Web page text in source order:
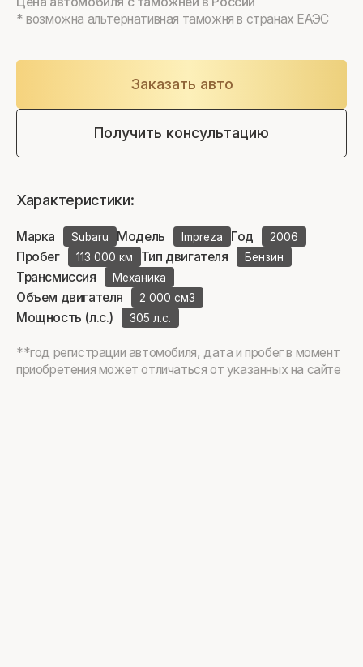
* возможна альтернативная таможня в странах ЕАЭС
Заказать авто
Получить консультацию
Характеристики:
Марка Subaru Модель Impreza Год 2006
Пробег 113 000 км Тип двигателя Бензин
Трансмиссия Механика
Объем двигателя 2 000 см3
Мощность (л.с.) 305 л.с.
**год регистрации автомобиля, дата и пробег в момент
приобретения может отличаться от указанных на сайте